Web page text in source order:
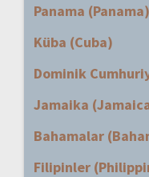
Panama (Panama)
Küba (Cuba)
Dominik
Jamaika
Bahamalar
Filipinler